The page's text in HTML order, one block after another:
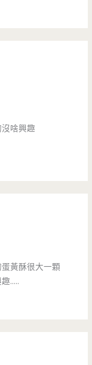
啥興趣
黃酥很大一顆
…..